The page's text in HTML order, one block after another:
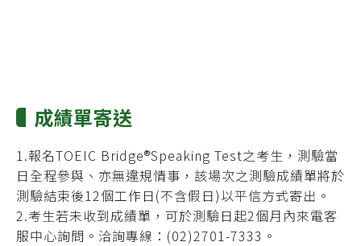
成績單寄送
1.報名TOEIC Bridge®Speaking Test之考生，測驗當
日全程參與、亦無違規情事，該場次之測驗成績單將於
測驗結束後12個工作日(不含假日)以平信方式寄出。
2.考生若未收到成績單，可於測驗日起2個月內來電客
服中心詢問。洽詢專線：(02)2701-7333。